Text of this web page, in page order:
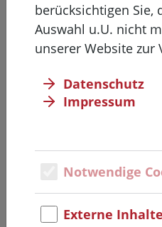
Kontaktformular
Vorname*
berücksichtigen Sie,
Auswahl u.U. nicht
unserer Website zur
Datenschutz
Impressum
Notwendige
Externe Inhalte